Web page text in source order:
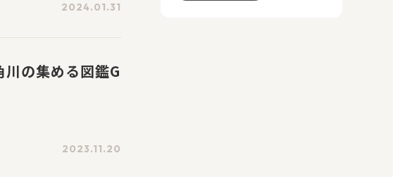
2024.01.31
の集める図鑑G
2023.11.20